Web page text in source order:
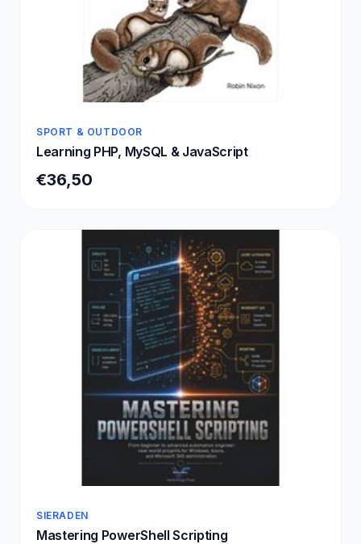
SPORT & OUTDOOR
Learning PHP, MySQL & JavaScript
€36,50
SIERADEN
Mastering PowerShell Scripting